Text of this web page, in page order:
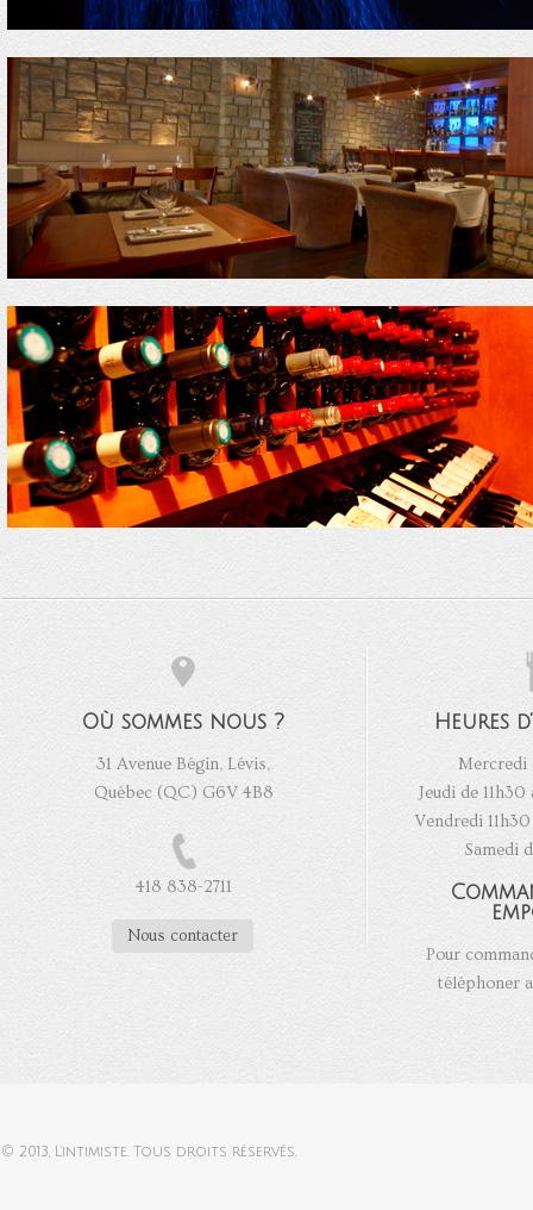
Où sommes nous ?
31 Avenue Bégin, Lévis,
Québec (QC) G6V 4B8
418 838-2711
Nous contacter
Heures
Mercredi
Jeudi de 11h30
Vendredi
Samedi
Pour
téléphoner
© 2013, L'intimiste. Tous droits réservés.